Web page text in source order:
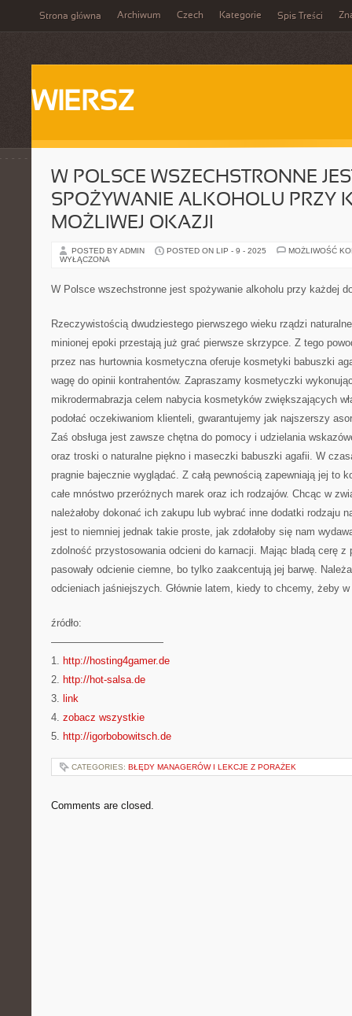
Strona główna Archiwum Czech Kategorie Spis Treści
WIERSZ
W POLSCE WSZECHSTRONNE
SPOŻYWANIE ALKOHOLU PRZY
MOŻLIWEJ OKAZJI
POSTED BY ADMIN POSTED ON LIP - 9 - 2025
MOŻLIWOŚĆ
WYŁĄCZONA
W Polsce wszechstronne jest spożywanie alkoholu przy każdej
Rzeczywistością dwudziestego pierwszego wieku rządzi
minionej epoki przestają już grać pierwsze skrzypce. Z tego
przez nas hurtownia kosmetyczna oferuje kosmetyki babuszki
wagę do opinii kontrahentów. Zapraszamy kosmetyczki
mikrodermabrazja celem nabycia kosmetyków zwiększających
podołać oczekiwaniom klienteli, gwarantujemy jak najszerszy
Zaś obsługa jest zawsze chętna do pomocy i udzielania
oraz troski o naturalne piękno i maseczki babuszki agafii. W
pragnie bajecznie wyglądać. Z całą pewnością zapewniają jej to
całe mnóstwo przeróżnych marek oraz ich rodzajów. Chcąc w
należałoby dokonać ich zakupu lub wybrać inne dodatki rodzaju
jest to niemniej jednak takie proste, jak zdołałoby się nam
zdolność przystosowania odcieni do karnacji. Mając bladą cerę z
pasowały odcienie ciemne, bo tylko zaakcentują jej barwę.
odcieniach jaśniejszych. Głównie latem, kiedy to chcemy, żeby w
źródło:
———————————
1. http://hosting4gamer.de
2. http://hot-salsa.de
3. link
4. zobacz wszystkie
5. http://igorbobowitsch.de
CATEGORIES: BŁĘDY MANAGERÓW I LEKCJE Z PORAŻEK
Comments are closed.